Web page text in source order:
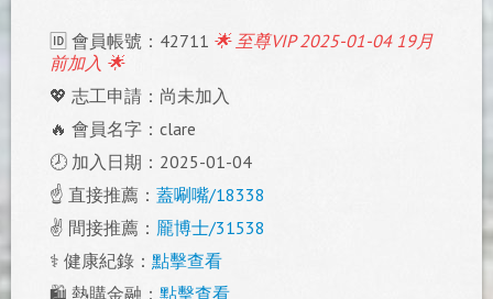
🆔 會員帳號：42711 🌟 至尊VIP 2025-01-04 19月
前加入 🌟
💖 志工申請：尚未加入
🔥 會員名字：clare
🕗 加入日期：2025-01-04
☝️ 直接推薦： 蓋唰嘴/18338
✌️ 間接推薦： 龎博士/31538
⚕️ 健康紀錄： 點擊查看
🛍️ 熱購金融： 點擊查看